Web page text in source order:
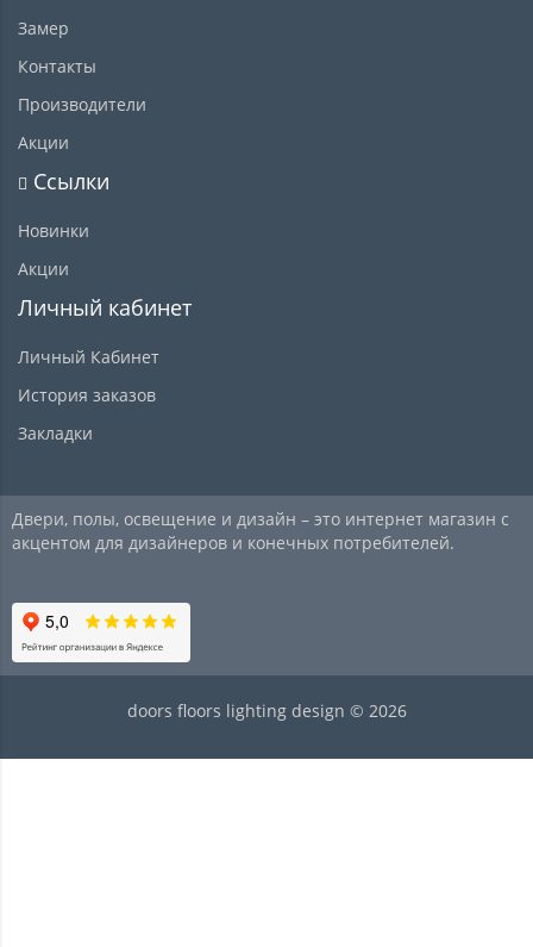
Замер
Контакты
Производители
Акции
Ссылки
Новинки
Акции
Личный кабинет
Личный Кабинет
История заказов
Закладки
Двери, полы, освещение и дизайн – это интернет магазин с
акцентом для дизайнеров и конечных потребителей.
doors floors lighting design © 2026